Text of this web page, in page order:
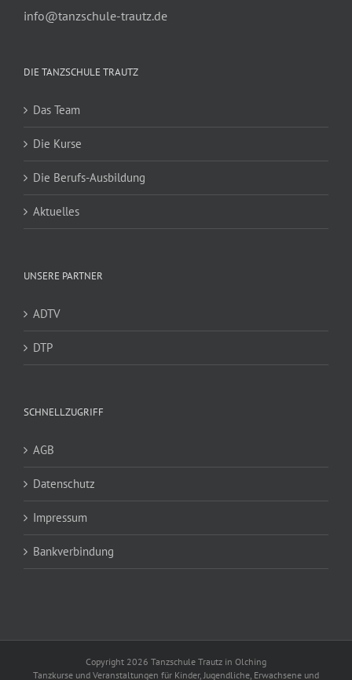
info@tanzschule-trautz.de
DIE TANZSCHULE TRAUTZ
Das Team
Die Kurse
Die Berufs-Ausbildung
Aktuelles
UNSERE PARTNER
ADTV
DTP
SCHNELLZUGRIFF
AGB
Datenschutz
Impressum
Bankverbindung
Copyright 2026 Tanzschule Trautz in Olching
Tanzkurse und Veranstaltungen für Kinder, Jugendliche, Erwachsene und